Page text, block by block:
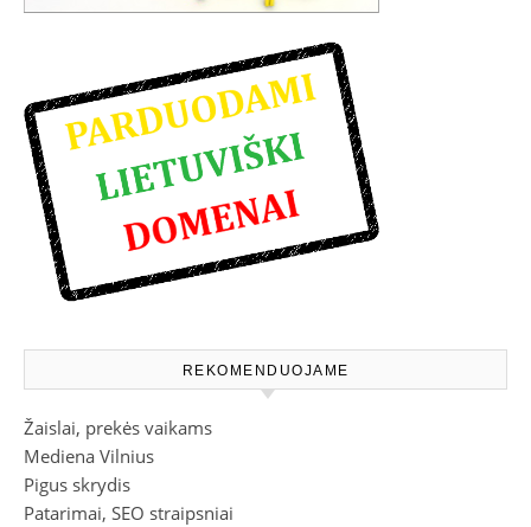
REKOMENDUOJAME
Žaislai, prekės vaikams
Mediena Vilnius
Pigus skrydis
Patarimai, SEO straipsniai